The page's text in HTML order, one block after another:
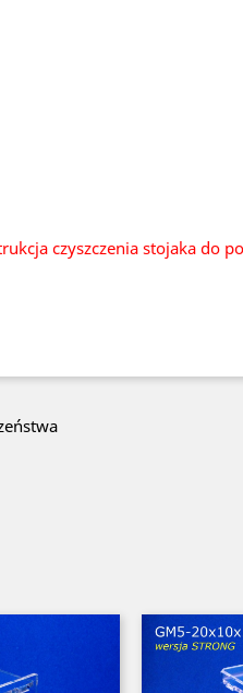
czyszczenia stojaka do